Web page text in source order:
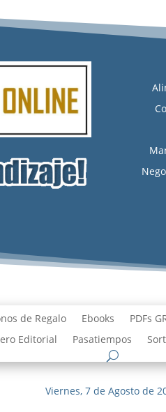
de Regalo Ebooks PDFs
Editorial
Pasatiempos
Viernes, 7 de Agosto de